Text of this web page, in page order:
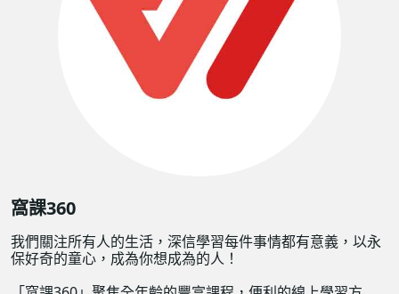
窩課360
我們關注所有人的生活，深信學習每件事情都有意義，以永
保好奇的童心，成為你想成為的人！